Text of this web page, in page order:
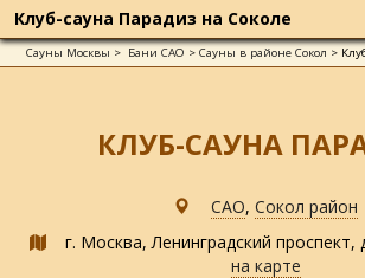
Клуб-сауна Парадиз на Соколе
Сауны Москвы > Бани САО >Сауны в районе Сокол >
КЛУБ-САУНА
САО, Сокол район
г. Москва, Ленинградский проспект,
на карте